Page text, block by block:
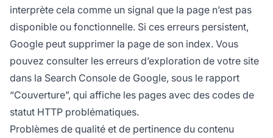
interprète cela comme un signal que la page n’est pas
disponible ou fonctionnelle. Si ces erreurs persistent,
Google peut supprimer la page de son index. Vous
pouvez consulter les erreurs d’exploration de votre site
dans la Search Console de Google, sous le rapport
“Couverture”, qui affiche les pages avec des codes de
statut HTTP problématiques.
Problèmes de qualité et de pertinence du contenu